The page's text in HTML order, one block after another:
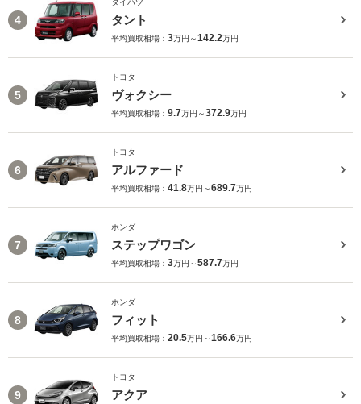
4
ダイハツ
タント
平均買取相場： 3万円～142.2万円
5
トヨタ
ヴォクシー
平均買取相場： 9.7万円～372.9万円
6
トヨタ
アルファード
平均買取相場： 41.8万円～689.7万円
7
ホンダ
ステップワゴン
平均買取相場： 3万円～587.7万円
8
ホンダ
フィット
平均買取相場： 20.5万円～166.6万円
9
トヨタ
アクア